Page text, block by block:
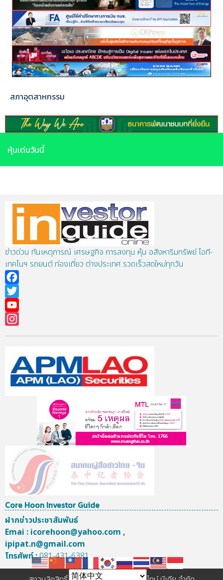
เพิ่มเติม
พลังงาน เกาะติดราคาน้ำมัน-เพิ่มอุดหนุน LPG พร้อมรับมือราคาพลังงา
พลังงาน เกาะติดราคา
น้ำมัน-เพิ่มอุดหนุน LPG
พร้อมรับมือราคา
พลังงานตลาดโลกที่
ผันผวนสูงต่อเนื่อง
พลังงาน เกาะติดราคา
น้ำมัน-เพิ่มอุดหนุน LPG...
เพิ่มเติม
สภาอุตสาหกรรม
หุ้นเด่นวันนี้
ข่าวด่วน ทันเหตุการณ์ เศรษฐกิจ การลงทุน หุ้น อสังหาริมทรัพย์ ไอที-
เทคโนฯ รถยนต์ ท่องเที่ยว ต่างประเทศ รวดเร็วสดใหม่ทุกวัน
Facebook
Twitter
YouTube
Core Hoon Investor Guide
ฝากข่าวประชาสัมพันธ์
Emai : icorehoon@yahoo.com ,
ipipat.n@gmail.com
โทรศัพท์ :081-431-6381